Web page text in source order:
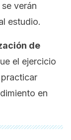
verán
estudio.
de
el ejercicio
practicar
en